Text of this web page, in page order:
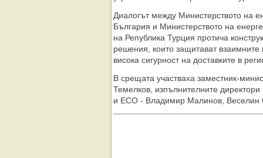
Диалогът между Министерството на
България и Министерството на
на Република Турция протича
решения, които защитават
висока сигурност на доставките в
В срещата участваха заместник-
Темелков, изпълнителните директори
и ЕСО - Владимир Малинов, Веселин